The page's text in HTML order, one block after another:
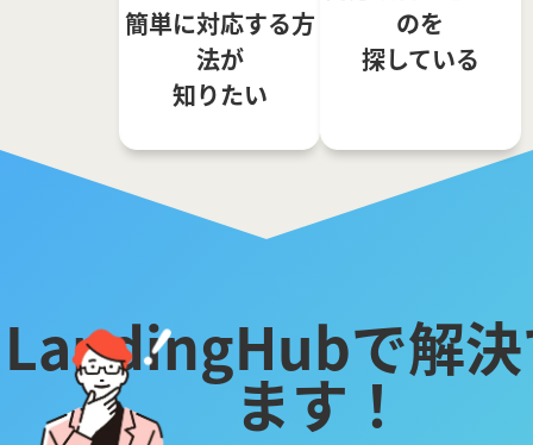
簡単に対応する方
法が
知りたい
のを
探している
LandingHubで解
ます！